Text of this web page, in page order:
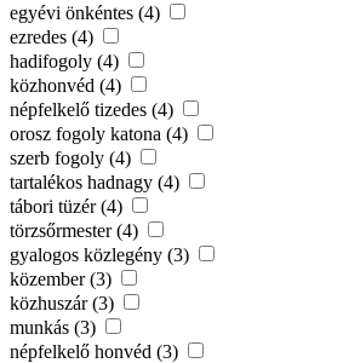
egyévi önkéntes (4)
ezredes (4)
hadifogoly (4)
közhonvéd (4)
népfelkelő tizedes (4)
orosz fogoly katona (4)
szerb fogoly (4)
tartalékos hadnagy (4)
tábori tüzér (4)
törzsőrmester (4)
gyalogos közlegény (3)
közember (3)
közhuszár (3)
munkás (3)
népfelkelő honvéd (3)